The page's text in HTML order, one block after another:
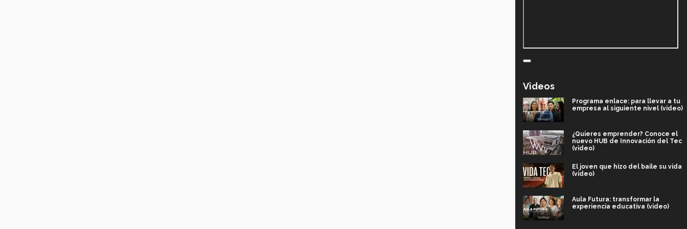
Videos
Programa enlace: para llevar a tu
empresa al siguiente nivel (video)
¿Quieres emprender? Conoce el
nuevo HUB de Innovación del Tec
(video)
El joven que hizo del baile su vida
(video)
Aula Futura: transformar la
experiencia educativa (video)